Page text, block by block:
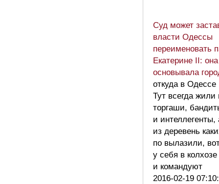
Суд может
власти Одессы
переименовать
Екатерине II:
основывала
откуда в Одессе
Тут всегда жили
торгаши,
и интеллегенты,
из деревень
по вылазили,
у себя в колхозе
и командуют
2016-02-19